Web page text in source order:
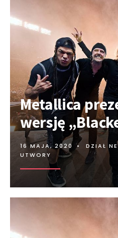
Metallica
wersję
16 MAJA, 2020 • DZIAŁ
UTWORY